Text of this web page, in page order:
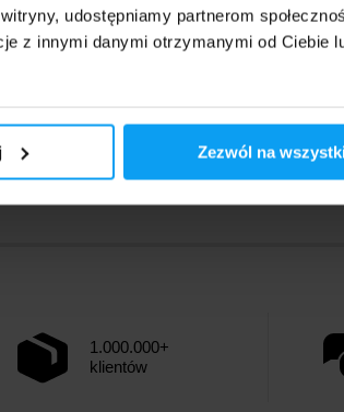
udostępniamy partnerom
z innymi danymi otrzymanymi od Ciebie
Zezwól na
1.000.000+
klientów